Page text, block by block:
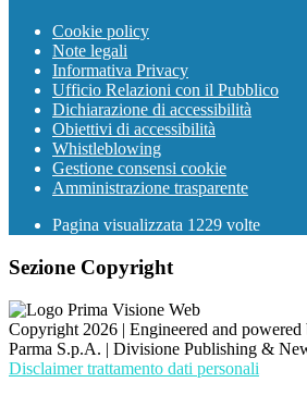
Cookie policy
Note legali
Informativa Privacy
Ufficio Relazioni con il Pubblico
Dichiarazione di accessibilità
Obiettivi di accessibilità
Whistleblowing
Gestione consensi cookie
Amministrazione trasparente
Pagina visualizzata 1229 volte
Sezione Copyright
Copyright 2026 | Engineered and
Parma S.p.A. | Divisione Publishing &
Disclaimer trattamento dati personali